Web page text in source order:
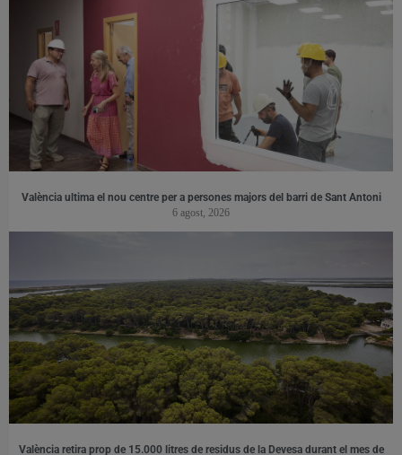
València ultima el nou centre per a persones majors del barri de Sant Antoni
6 agost, 2026
València retira prop de 15.000 litres de residus de la Devesa durant el mes de